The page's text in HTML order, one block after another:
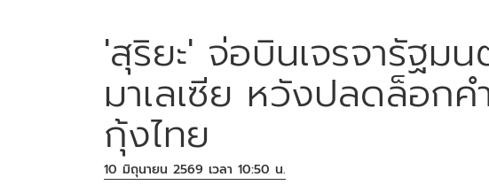
'สุริยะ' จ่อบินเจรจารัฐม
มาเลเซีย หวังปลดล็อกค
กุ้งไทย
10 มิถุนายน 2569 เวลา 10:50 น.